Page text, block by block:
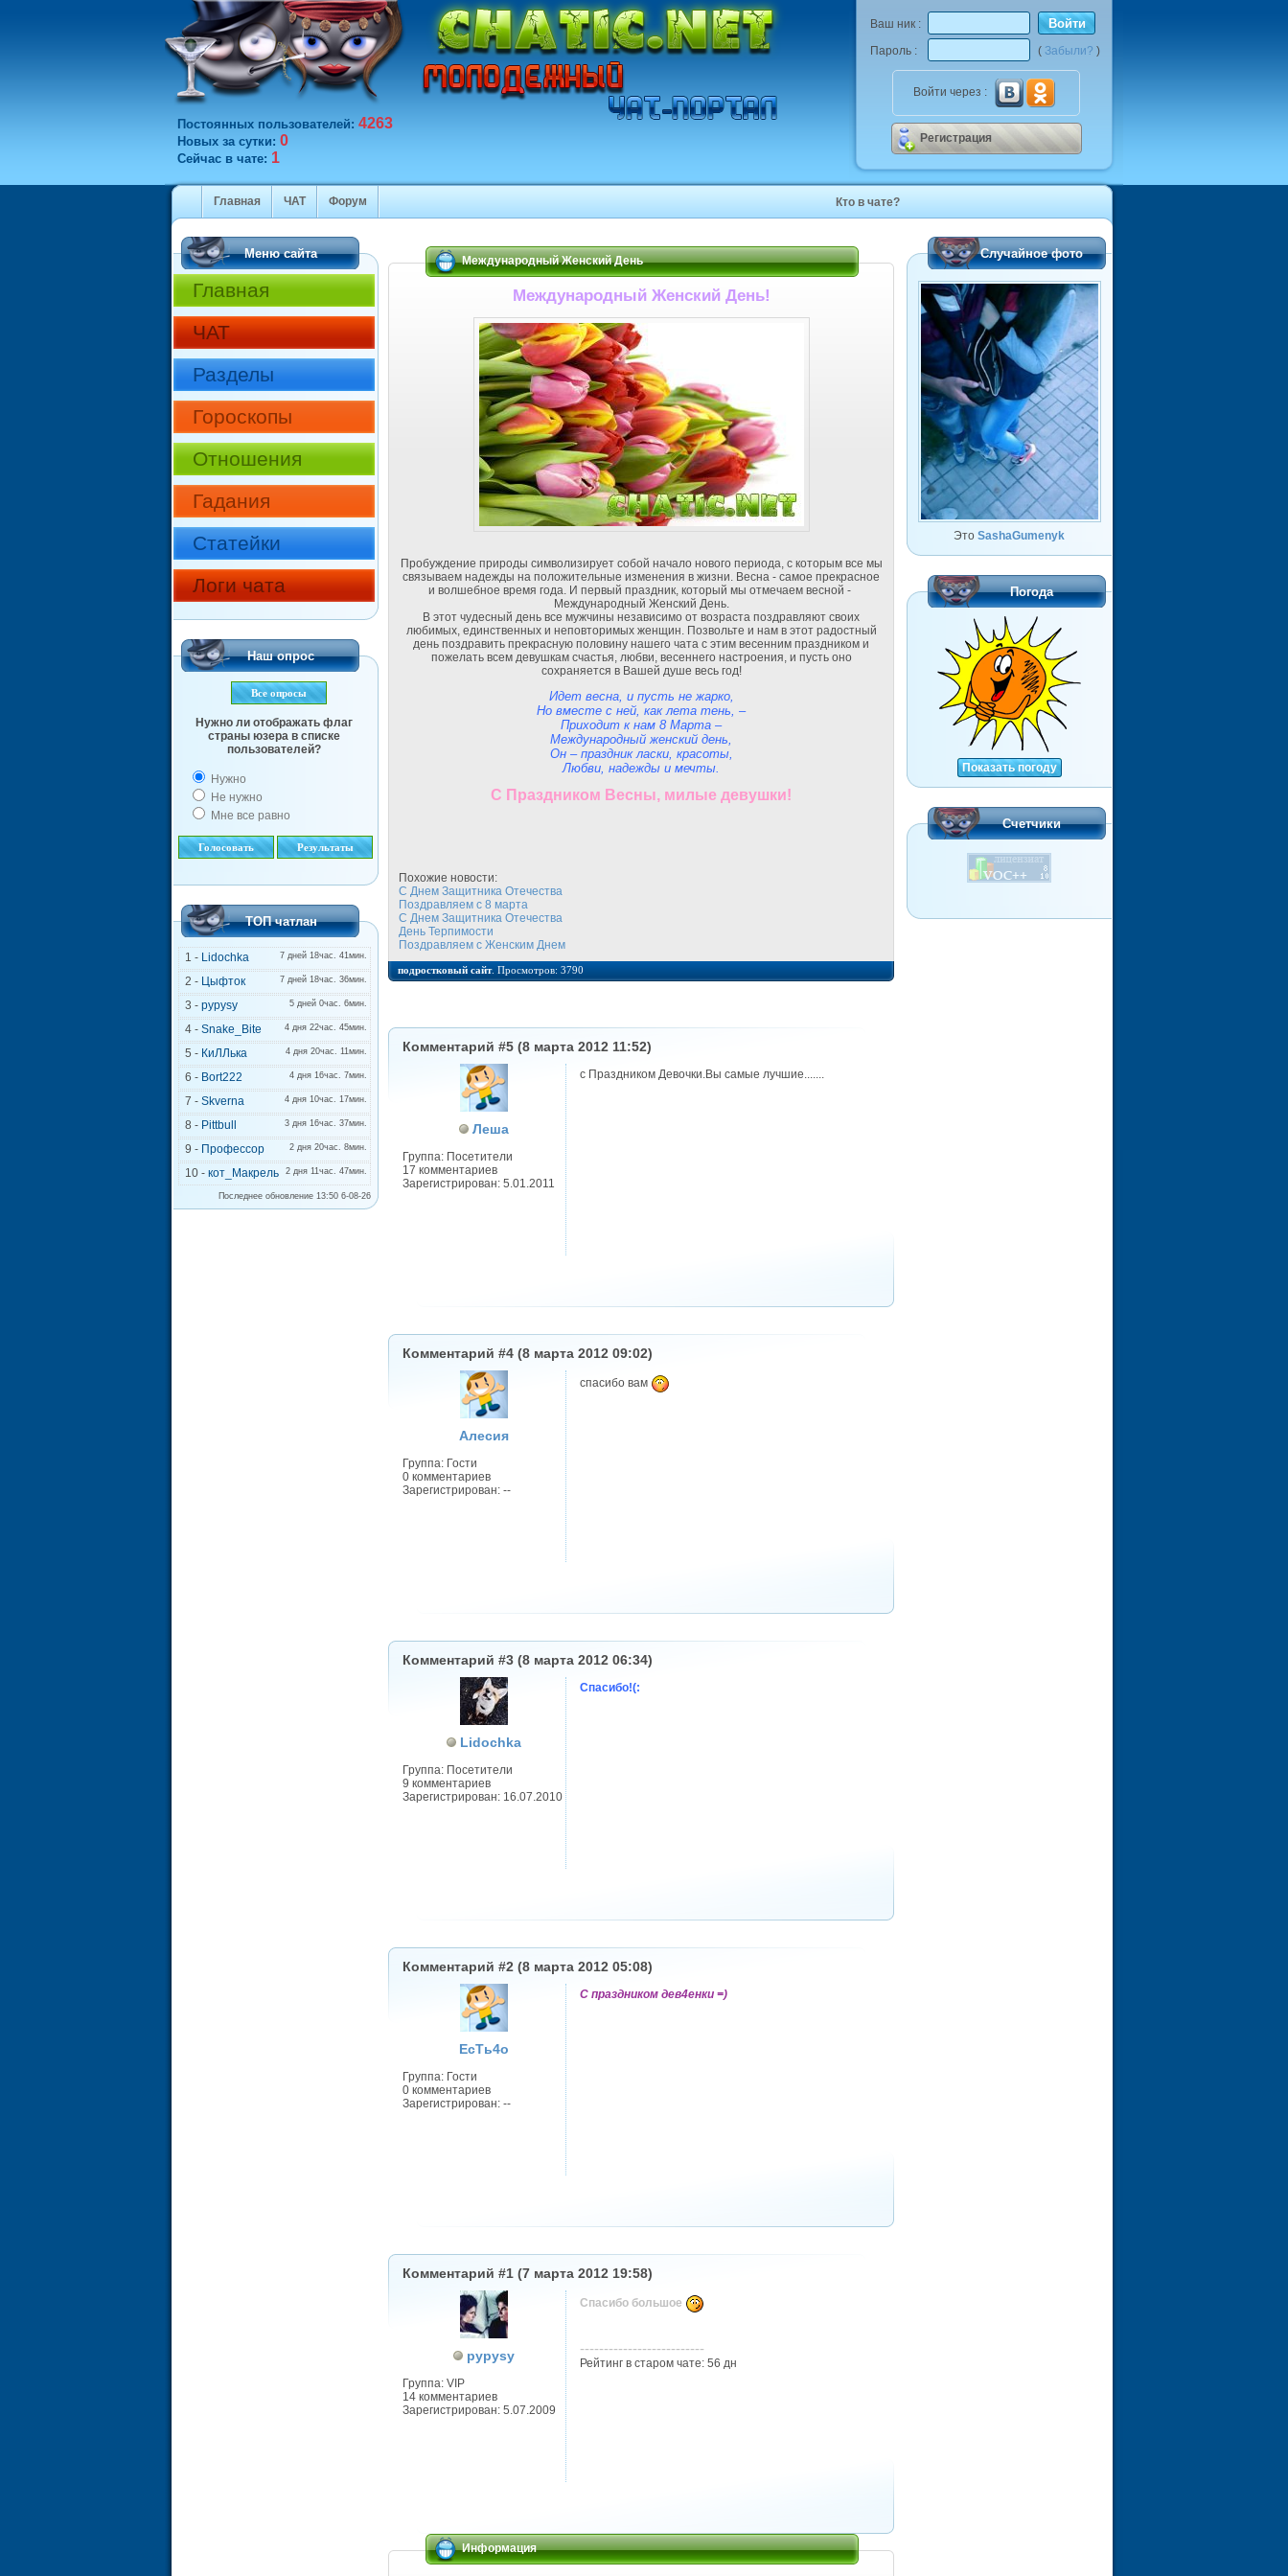
Постоянных пользователей: 4263
Новых за сутки: 0
Сейчас в чате: 1
Ваш ник : Войти
Пароль : ( Забыли? )
Войти через :
Регистрация
Главная ЧАТ Форум Кто в чате?
Меню сайта
Главная
ЧАТ
Разделы
Гороскопы
Отношения
Гадания
Статейки
Логи чата
Наш опрос
Все опросы
Нужно ли отображать флаг
страны юзера в списке
пользователей?
Нужно
Не нужно
Мне все равно
Голосовать Результаты
ТОП чатлан
1 - Lidochka 7 дней 18час. 41мин.
2 - Цыфток 7 дней 18час. 36мин.
3 - pypysy 5 дней 0час. 6мин.
4 - Snake_Bite 4 дня 22час. 45мин.
5 - КиЛЛька 4 дня 20час. 11мин.
6 - Bort222 4 дня 16час. 7мин.
7 - Skverna 4 дня 10час. 17мин.
8 - Pittbull 3 дня 16час. 37мин.
9 - Профессор 2 дня 20час. 8мин.
10 - кот_Макрель 2 дня 11час. 47мин.
Последнее обновление 13:50 6-08-26
Международный Женский День
Международный Женский День!
Пробуждение природы символизирует собой начало нового периода, с которым все мы
связываем надежды на положительные изменения в жизни. Весна - самое прекрасное
и волшебное время года. И первый праздник, который мы отмечаем весной -
Международный Женский День.
В этот чудесный день все мужчины независимо от возраста поздравляют своих
любимых, единственных и неповторимых женщин. Позвольте и нам в этот радостный
день поздравить прекрасную половину нашего чата с этим весенним праздником и
пожелать всем девушкам счастья, любви, весеннего настроения, и пусть оно
сохраняется в Вашей душе весь год!
Идет весна, и пусть не жарко,
Но вместе с ней, как лета тень, –
Приходит к нам 8 Марта –
Международный женский день,
Он – праздник ласки, красоты,
Любви, надежды и мечты.
С Праздником Весны, милые девушки!
Похожие новости:
С Днем Защитника Отечества
Поздравляем с 8 марта
С Днем Защитника Отечества
День Терпимости
Поздравляем с Женским Днем
подростковый сайт. Просмотров: 3790
Комментарий #5 (8 марта 2012 11:52)
Леша
Группа: Посетители
17 комментариев
Зарегистрирован: 5.01.2011
с Праздником Девочки.Вы самые лучшие.......
Комментарий #4 (8 марта 2012 09:02)
Алесия
Группа: Гости
0 комментариев
Зарегистрирован: --
спасибо вам
Комментарий #3 (8 марта 2012 06:34)
Lidochka
Группа: Посетители
9 комментариев
Зарегистрирован: 16.07.2010
Спасибо!(:
Комментарий #2 (8 марта 2012 05:08)
ЕсТь4о
Группа: Гости
0 комментариев
Зарегистрирован: --
С праздником дев4енки =)
Комментарий #1 (7 марта 2012 19:58)
pypysy
Группа: VIP
14 комментариев
Зарегистрирован: 5.07.2009
Спасибо большое
--------------------------
Рейтинг в старом чате: 56 дн
Информация
Случайное фото
Это SashaGumenyk
Погода
Показать погоду
Счетчики